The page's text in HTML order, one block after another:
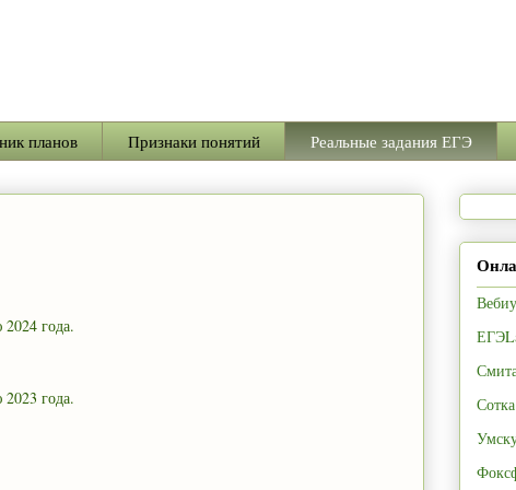
планов Признаки понятий Реальные задания ЕГЭ
года.
года.
Сотка